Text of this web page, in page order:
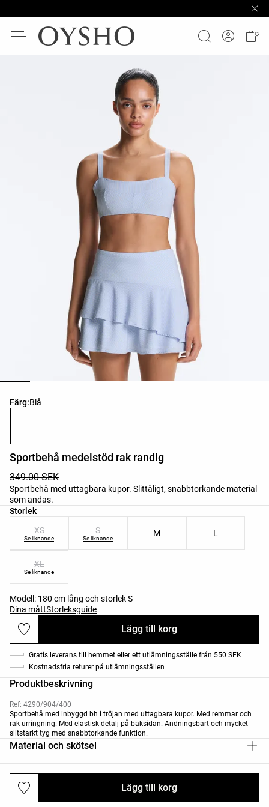
Färg:Blå
Lista över produktfärger
Sportbehå medelstöd rak randig
349.00 SEK
Sportbehå med uttagbara kupor. Slittåligt, snabbtorkande material
som andas.
Storlek
Lista över produktstorlekar
XS
Se liknande
S
Se liknande
M L
XL
Se liknande
Modell: 180 cm lång och storlek S
Dina måttStorleksguide
Lägg till korg
Lägg till korg
Gratis leverans till hemmet eller ett utlämningsställe från 550 SEK
Kostnadsfria returer på utlämningsställen
Produktbeskrivning
Ref: 4290/904/400
Sportbehå med inbyggd bh i tröjan med uttagbara kupor. Med remmar och
rak urringning. Med elastisk detalj på baksidan. Andningsbart och mycket
slitstarkt tyg med snabbtorkande funktion.
Material och skötsel
Frakt och returer